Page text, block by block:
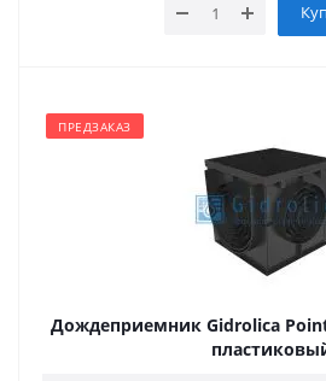
ПРЕДЗАКАЗ
Дождеприемник Gidrolica